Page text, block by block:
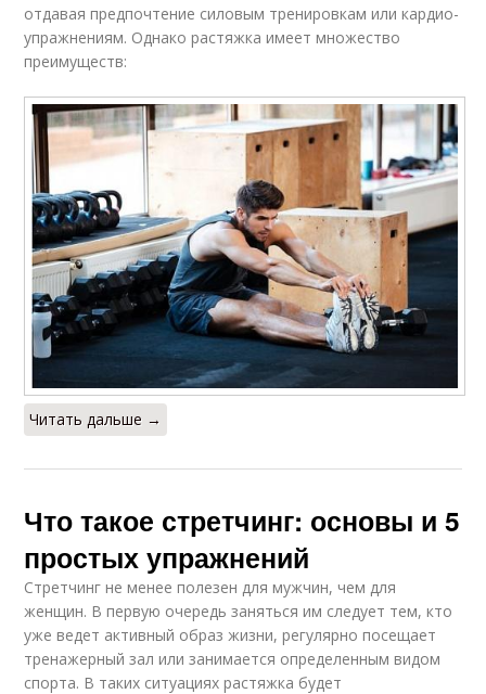
отдавая предпочтение силовым тренировкам или кардио-
упражнениям. Однако растяжка имеет множество
преимуществ:
Читать дальше →
Что такое стретчинг: основы и 5
простых упражнений
Стретчинг не менее полезен для мужчин, чем для
женщин. В первую очередь заняться им следует тем, кто
уже ведет активный образ жизни, регулярно посещает
тренажерный зал или занимается определенным видом
спорта. В таких ситуациях растяжка будет